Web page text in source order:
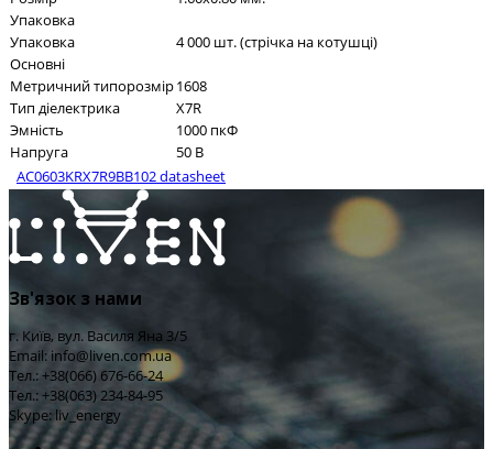
Упаковка
Упаковка
4 000 шт. (стрічка на котушці)
Основні
Метричний типорозмір1608
Тип діелектрика
X7R
Эмність
1000 пкФ
Напруга
50 В
AC0603KRX7R9BB102 datasheet
Зв'язок з нами
г. Київ, вул. Василя Яна 3/5
Email: info@liven.com.ua
Тел.: +38(066) 676-66-24
Тел.: +38(063) 234-84-95
Skype: liv_energy